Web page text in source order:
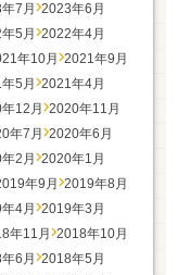
7月 2023年6月
5月 2022年4月
年10月 2021年9月
5月 2021年4月
12月 2020年11月
年7月 2020年6月
2月 2020年1月
年9月 2019年8月
4月 2019年3月
年11月 2018年10月
6月 2018年5月